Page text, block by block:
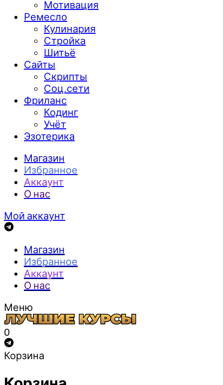
Мотивация
Ремесло
Кулинария
Стройка
Шитьё
Сайты
Скрипты
Соц.сети
Фриланс
Кодинг
Учёт
Эзотерика
Магазин
Избранное
Аккаунт
О нас
Мой аккаунт
Магазин
Избранное
Аккаунт
О нас
Меню
0
Корзина